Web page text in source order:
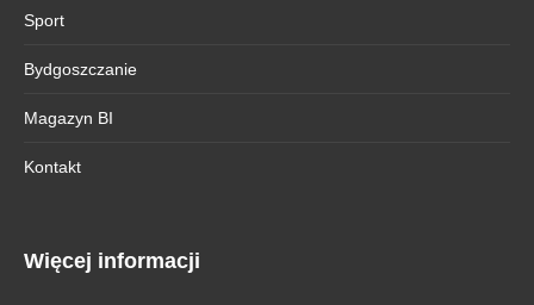
Sport
Bydgoszczanie
Magazyn BI
Kontakt
Więcej informacji